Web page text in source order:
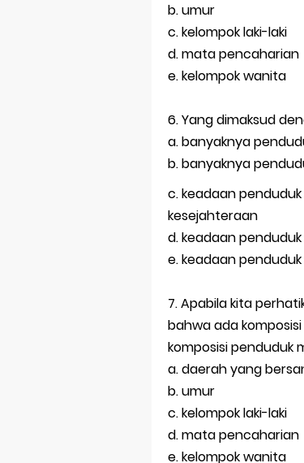
b. umur
c. kelompok laki-laki
d. mata pencaharian
e. kelompok wanita
6. Yang dimaksud
a. banyaknya
b. banyaknya
c. keadaan
kesejahteraan
d. keadaan
e. keadaan
7. Apabila kita
bahwa ada
komposisi penduduk
a. daerah yang
b. umur
c. kelompok laki-laki
d. mata pencaharian
e. kelompok wanita